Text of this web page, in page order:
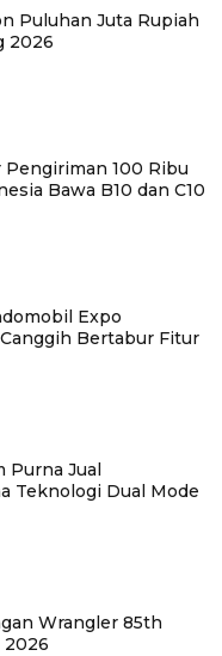
Puluhan Juta Rupiah
2026
100 Ribu
Bawa B10 dan C10
Expo
Bertabur Fitur
Purna Jual
Teknologi Dual Mode
Wrangler 85th
2026